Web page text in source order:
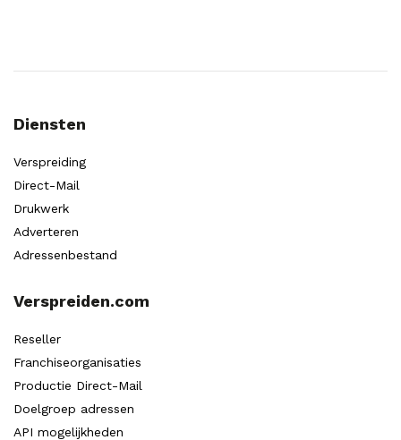
Diensten
Verspreiding
Direct-Mail
Drukwerk
Adverteren
Adressenbestand
Verspreiden.com
Reseller
Franchiseorganisaties
Productie Direct-Mail
Doelgroep adressen
API mogelijkheden